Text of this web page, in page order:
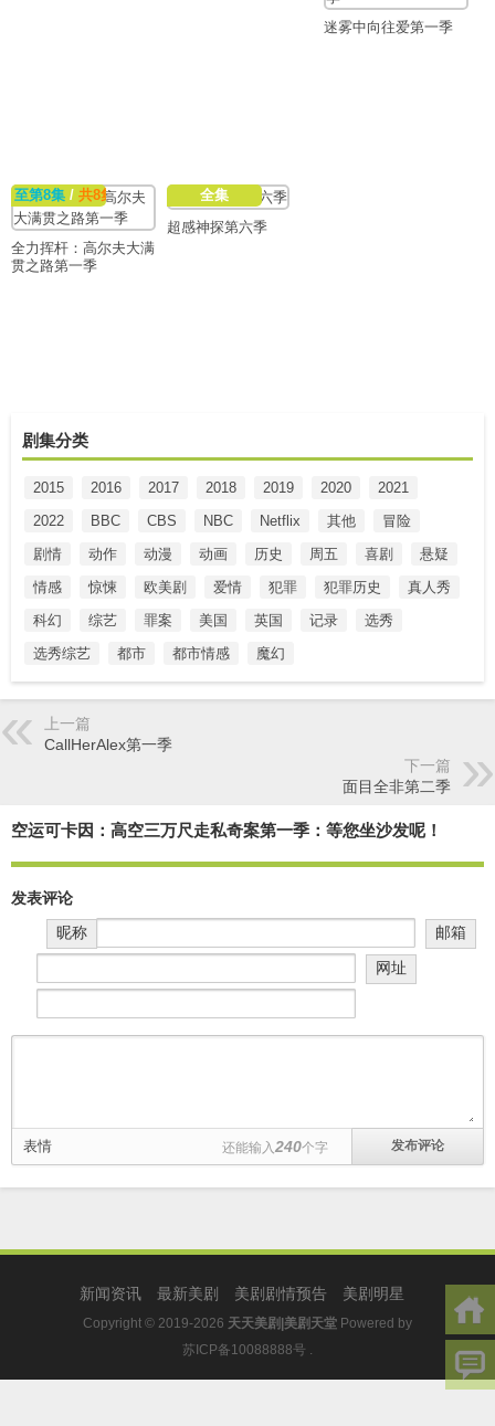
迷雾中向往爱第一季
至第8集 / 共8集
全力挥杆：高尔夫大满
贯之路第一季
全集
超感神探第六季
剧集分类
2015 2016 2017 2018 2019 2020
2021
2022
BBC CBS NBC Netflix 其他
冒险
剧情
动作 动漫 动画 历史 周五 喜剧
悬疑
情感
惊悚 欧美剧 爱情 犯罪 犯罪历史
真人秀
科幻
综艺 罪案 美国 英国 记录
选秀
选秀综艺
都市 都市情感 魔幻
上一篇
CallHerAlex第一季
下一篇
面目全非第二季
空运可卡因：高空三万尺走私奇案第一季：等您坐沙发呢！
发表评论
昵称
邮箱
网址
表情 还能输入 240个字
新闻资讯 最新美剧 美剧剧情预告 美剧明星
Copyright © 2019-2026 天天美剧|美剧天堂 Powered by
苏ICP备10088888号 .